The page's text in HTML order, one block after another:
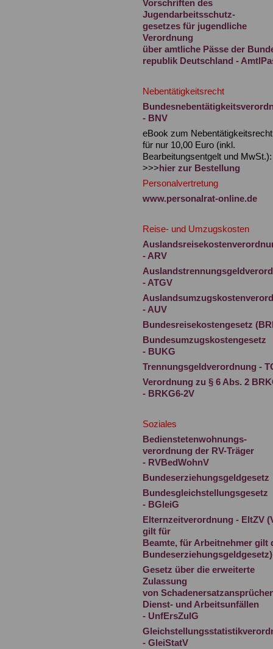
Vorschriften des
Jugendarbeitsschutz-
gesetzes für jugendliche
Verordnung
über amtliche Pässe der
republik Deutschland -
Nebentätigkeitsrecht
- BNV
eBook zum
für nur 10,00 Euro (inkl.
Bearbeitungsentgelt und MwSt.):
>>>hier zur Bestellung
Personalvertretung
www.personalrat-online.de
Reise- und Umzugskosten
- ARV
- ATGV
- AUV
Bundesreisekostengesetz
Bundesumzugskostengesetz
- BUKG
Trennungsgeldverordnung -
Verordnung zu § 6 Abs. 2
- BRKG6-2V
Soziales
Bedienstetenwohnungs-
verordnung der RV-Träger
- RVBedWohnV
Bundeserziehungsgeldgesetz
Bundesgleichstellungsgesetz
- BGleiG
Elternzeitverordnung - EltZV
gilt für
Beamte, für Arbeitnehmer gilt
Bundeserziehungsgeldgesetz)
Gesetz über die erweiterte
Zulassung
von
Dienst- und Arbeitsunfällen
- UnfErsZulG
- GleiStatV